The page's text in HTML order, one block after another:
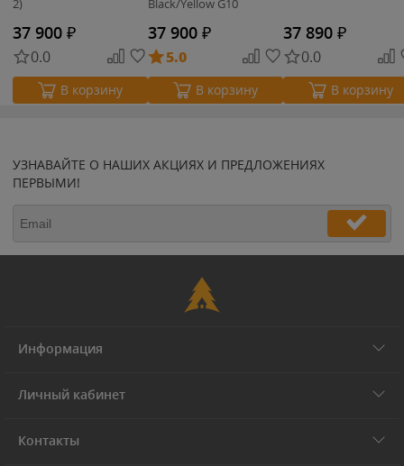
37 900 ₽
0.0
В корзину
37 900 ₽
5.0
В корзину
37 890 ₽
0.0
В корзину
УЗНАВАЙТЕ О НАШИХ АКЦИЯХ И ПРЕДЛОЖЕНИЯХ
ПЕРВЫМИ!
Информация
Личный кабинет
Контакты